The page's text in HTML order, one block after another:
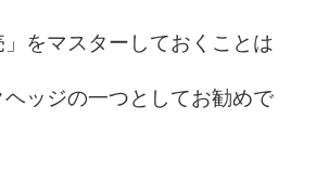
」をマスターしておくことは
ッジの一つとしてお勧めで